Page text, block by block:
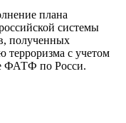
плана
системы
полученных
с учетом
ФАТФ по Росси.